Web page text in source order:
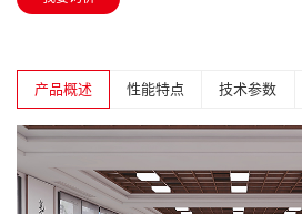
产品概述 性能特点 技术参数